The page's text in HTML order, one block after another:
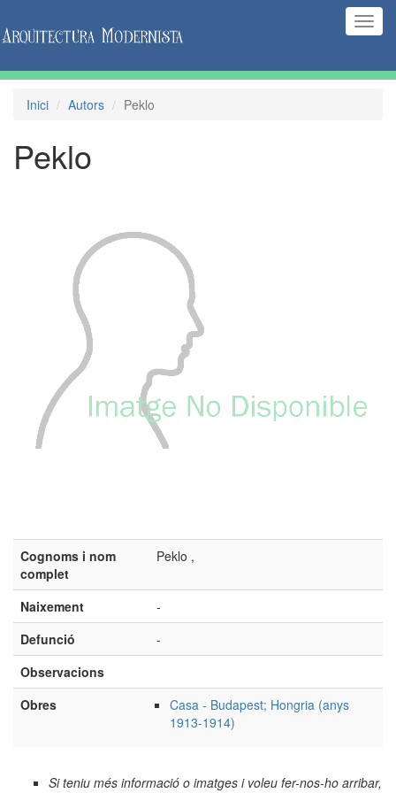
Inici Autors Peklo
Peklo
Cognoms i nom
complet
Peklo ,
Naixement
-
Defunció
-
Observacions
Obres
Casa - Budapest; Hongria (anys
1913-1914)
Si teniu més informació o imatges i voleu fer-nos-ho arribar,